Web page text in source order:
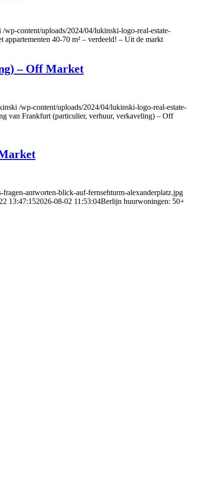
/wp-content/uploads/2024/04/lukinski-logo-real-estate-
appartementen 40-70 m² – verdeeld! – Uit de markt
– Off Market
/wp-content/uploads/2024/04/lukinski-logo-real-estate-
van Frankfurt (particulier, verhuur, verkaveling) – Off
antworten-blick-auf-fernsehturm-alexanderplatz.jpg
13:47:152026-08-02 11:53:04Berlijn huurwoningen: 50+